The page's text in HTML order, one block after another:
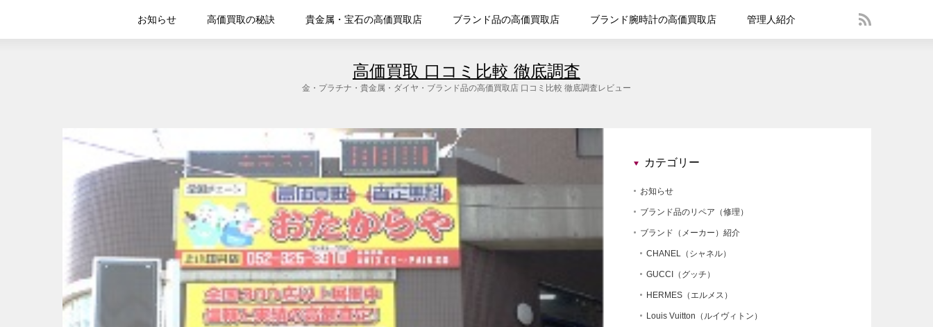
高価買取 口コミ比較 徹底調査
金・プラチナ・貴金属・ダイヤ・ブランド品の高価買取店 口コミ比較 徹底調査レビュー
お知らせ 高価買取の秘訣 貴金属・宝石の高価買取店 ブランド品の高価買取店 ブランド腕時計の高価買取店 管理人紹介
カテゴリー
お知らせ
ブランド品のリペア（修理）
ブランド（メーカー）紹介
CHANEL（シャネル）
GUCCI（グッチ）
HERMES（エルメス）
Louis Vuitton（ルイヴィトン）